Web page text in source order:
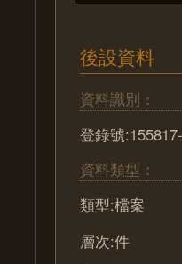
後設資料
資料識別：
登錄號
資料類型：
類型:檔案
層次:件